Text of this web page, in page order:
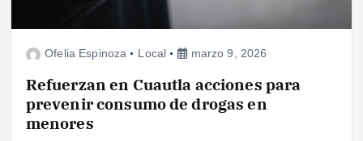
Ofelia Espinoza Local marzo 9, 2026
Refuerzan en Cuautla acciones para
prevenir consumo de drogas en
menores